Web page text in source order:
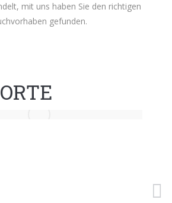
mit uns haben Sie den richtigen
gefunden.